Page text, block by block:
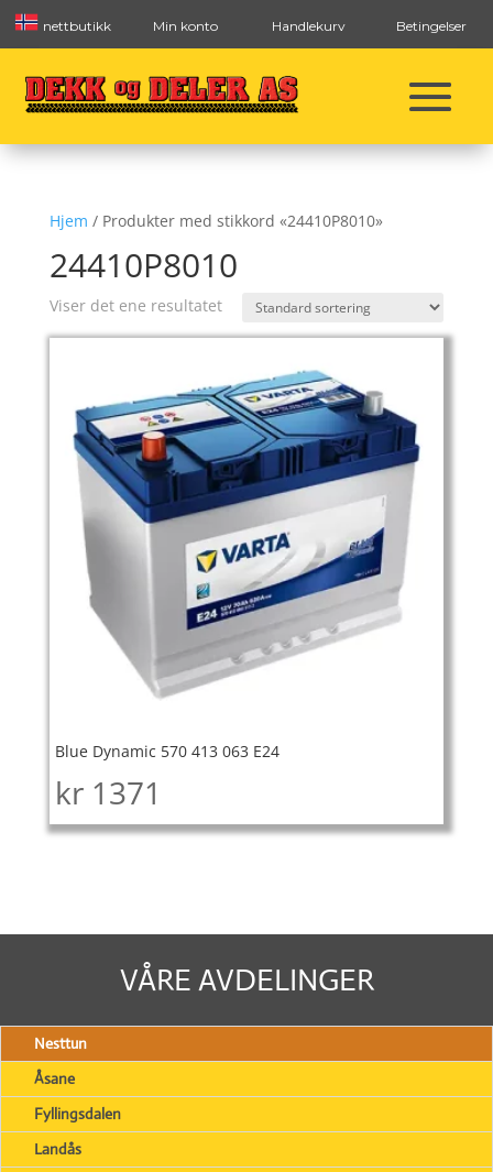
nettbutikk Min konto Handlekurv Betingelser
Hjem / Produkter med stikkord «24410P8010»
24410P8010
Viser det ene resultatet
Blue Dynamic 570 413 063 E24
kr 1371
VÅRE AVDELINGER
Nesttun
Åsane
Fyllingsdalen
Landås